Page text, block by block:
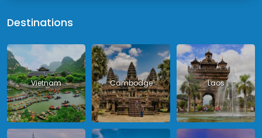
Destinations
Vietnam Cambodge Laos